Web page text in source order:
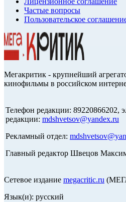
Частые вопросы
Пользовательское
Мегакритик - крупнейший
кинофильмы в российском
Телефон редакции: 89220866202,
редакции: mdshvetsov@yandex.ru
Рекламный отдел:
Главный редактор Швецов
Сетевое издание megacritic.ru
Язык(и): русский